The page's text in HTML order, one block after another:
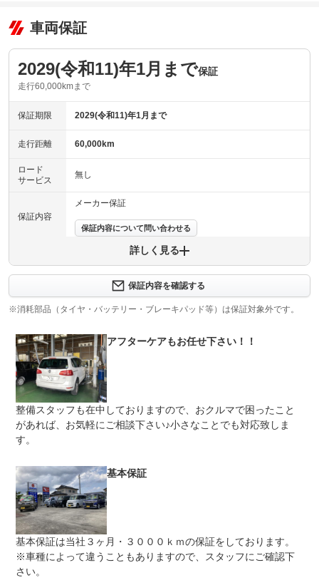
車両保証
2029(令和11)年1月まで保証
走行60,000kmまで
保証期限 2029(令和11)年1月まで
走行距離 60,000km
ロード
サービス
無し
保証内容
メーカー保証
保証内容について問い合わせる
上限金額
免責金 無し
保証修理
受付先
-
法定整備
整備付 法定12ヶ月または法定24ヶ月点検整備付
※車検なし・車検整備付の場合は法定24ヶ月点検整備付
※商用車は6ヶ月または12ヶ月点検整備付
について
格を取得したサービススタッフが入念に点検整備を実施致
します。
詳しく見る
保証内容を確認する
※消耗部品（タイヤ・バッテリー・ブレーキパッド等）は保証対象外です。
アフターケアもお任せ下さい！！
整備スタッフも在中しておりますので、おクルマで困ったこと
があれば、お気軽にご相談下さい♪小さなことでも対応致しま
す。
基本保証
基本保証は当社３ヶ月・３０００ｋｍの保証をしております。
※車種によって違うこともありますので、スタッフにご確認下
さい。